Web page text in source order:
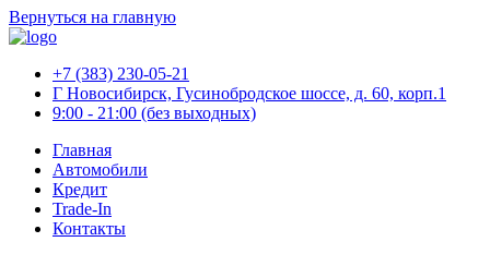
Вернуться на главную
+7 (383) 230-05-21
Г Новосибирск, Гусинобродское шоссе, д. 60, корп.1
9:00 - 21:00 (без выходных)
Главная
Автомобили
Кредит
Trade-In
Контакты